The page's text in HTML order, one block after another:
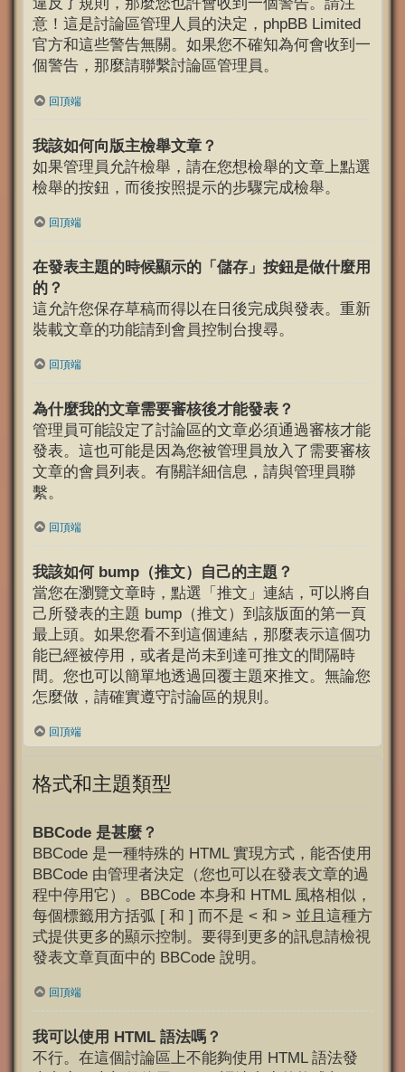
違反了規則，那麼您也許會收到一個警告。請注
意！這是討論區管理人員的決定，phpBB Limited
官方和這些警告無關。如果您不確知為何會收到一
個警告，那麼請聯繫討論區管理員。
回頂端
我該如何向版主檢舉文章？
如果管理員允許檢舉，請在您想檢舉的文章上點選
檢舉的按鈕，而後按照提示的步驟完成檢舉。
回頂端
在發表主題的時候顯示的「儲存」按鈕是做什麼用
的？
這允許您保存草稿而得以在日後完成與發表。重新
裝載文章的功能請到會員控制台搜尋。
回頂端
為什麼我的文章需要審核後才能發表？
管理員可能設定了討論區的文章必須通過審核才能
發表。這也可能是因為您被管理員放入了需要審核
文章的會員列表。有關詳細信息，請與管理員聯
繫。
回頂端
我該如何 bump（推文）自己的主題？
當您在瀏覽文章時，點選「推文」連結，可以將自
己所發表的主題 bump（推文）到該版面的第一頁
最上頭。如果您看不到這個連結，那麼表示這個功
能已經被停用，或者是尚未到達可推文的間隔時
間。您也可以簡單地透過回覆主題來推文。無論您
怎麼做，請確實遵守討論區的規則。
回頂端
格式和主題類型
BBCode 是甚麼？
BBCode 是一種特殊的 HTML 實現方式，能否使用
BBCode 由管理者決定（您也可以在發表文章的過
程中停用它）。BBCode 本身和 HTML 風格相似，
每個標籤用方括弧 [ 和 ] 而不是 < 和 > 並且這種方
式提供更多的顯示控制。要得到更多的訊息請檢視
發表文章頁面中的 BBCode 說明。
回頂端
我可以使用 HTML 語法嗎？
不行。在這個討論區上不能夠使用 HTML 語法發